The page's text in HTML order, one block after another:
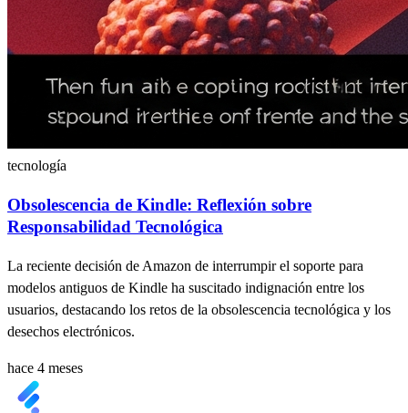
tecnología
Obsolescencia de Kindle: Reflexión sobre
Responsabilidad Tecnológica
La reciente decisión de Amazon de interrumpir el soporte para
modelos antiguos de Kindle ha suscitado indignación entre los
usuarios, destacando los retos de la obsolescencia tecnológica y los
desechos electrónicos.
hace 4 meses